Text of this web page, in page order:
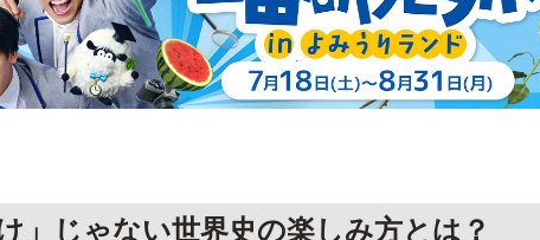
」じゃない世界史の楽しみ方とは？